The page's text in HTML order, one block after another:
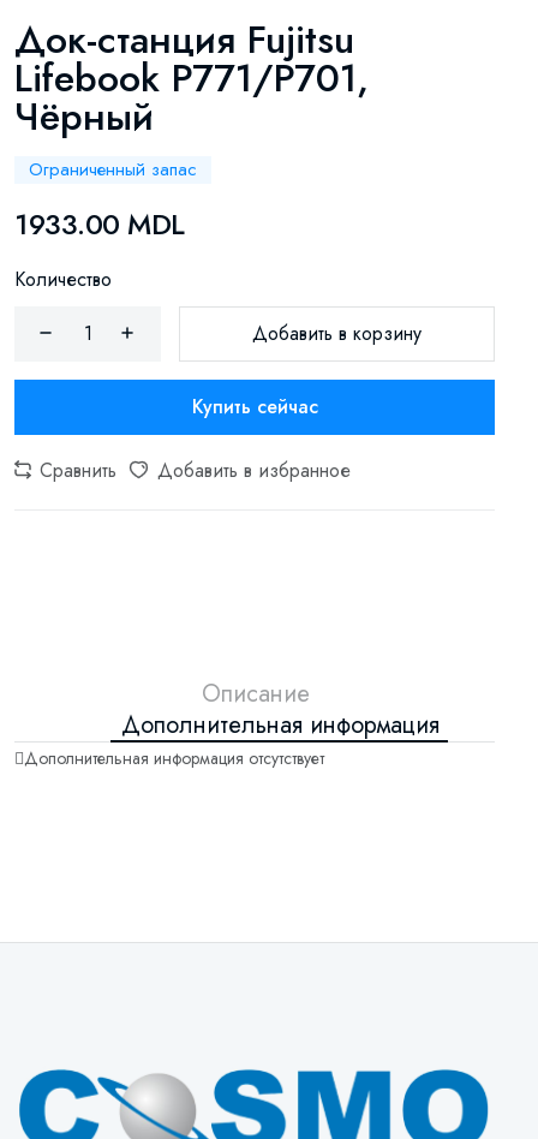
Док-станция Fujitsu
Lifebook P771/P701,
Чёрный
Ограниченный запас
1933.00 MDL
Количество
Добавить в корзину
Купить сейчас
Сравнить Добавить в избранное
Описание
Дополнительная информация
Дополнительная информация отсутствует